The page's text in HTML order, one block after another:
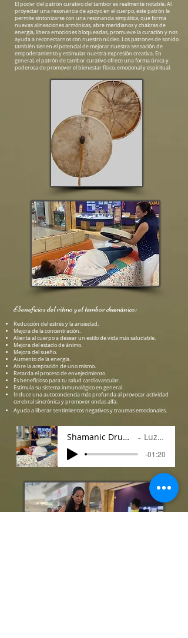
El poder del patrón curativo del tambor es realmente notable. Al
proyectar una resonancia de apoyo en el cuerpo, este patrón le
permite sintonizarse con una resonancia simpática, que forma
nuevas alineaciones armónicas, abre meridianos y chakras de
energía, libera emociones bloqueadas, promueve la curación y nos
ayuda a reconectarnos con nuestro núcleo. Los patrones de sonido
también tienen el potencial de mejorar nuestra sensación de
empoderamiento y estimular nuestra expresión creativa. En
general, el patrón de tambor curativo ofrece una forma única y
poderosa de promover el bienestar físico, emocional y espiritual.
Beneficios del ritmo y el tambor chamánico:
Reducción del estrés y la ansiedad.
Mejora de la concentración.
Alienta al cuerpo a desear un estilo de vida más saludable.
Mejora del estado de ánimo.
Mejora del sueño.
Aumento de la energía.
Abre la aceptación de uno mismo.
Retarda el proceso de envejecimiento.
Es beneficioso para tu salud cardiovascular.
Estimula su sistema inmunológico en general.
Induce una autoconciencia más profunda al provocar actividad
cerebral sincrónica y promover ondas alfa.
Ayuda a liberar sentimientos negativos y traumas emocionales.
Shamanic Drumming Session Luz Adame
-01:20